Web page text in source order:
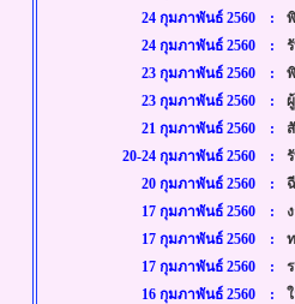
24 กุมภาพันธ์ 2560 :
24 กุมภาพันธ์ 2560 :
23 กุมภาพันธ์ 2560 :
23 กุมภาพันธ์ 2560 :
21 กุมภาพันธ์ 2560 :
20-24 กุมภาพันธ์ 2560 :
20 กุมภาพันธ์ 2560 :
17 กุมภาพันธ์ 2560 :
17 กุมภาพันธ์ 2560 :
17 กุมภาพันธ์ 2560 :
16 กุมภาพันธ์ 2560 :